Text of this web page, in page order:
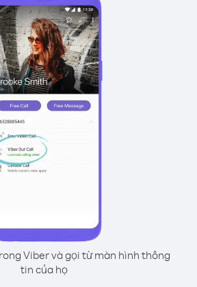
Viber và gọi từ màn hình thông
tin của họ